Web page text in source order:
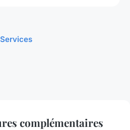
complémentaires